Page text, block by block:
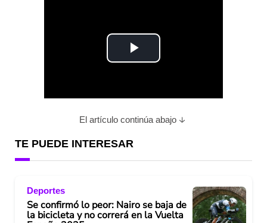
P
a
El artículo continúa abajo
TE PUEDE INTERESAR
Deportes
Se confirmó lo peor: Nairo se baja de
la bicicleta y no correrá en la Vuelta